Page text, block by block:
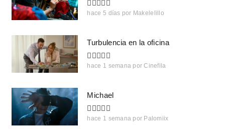
hace 5 días por Makelelillo
Turbulencia en la oficina
hace 1 semana por Cinefila
Michael
hace 1 semana por Palomiix